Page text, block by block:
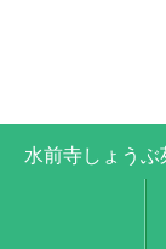
水前寺しょうぶ